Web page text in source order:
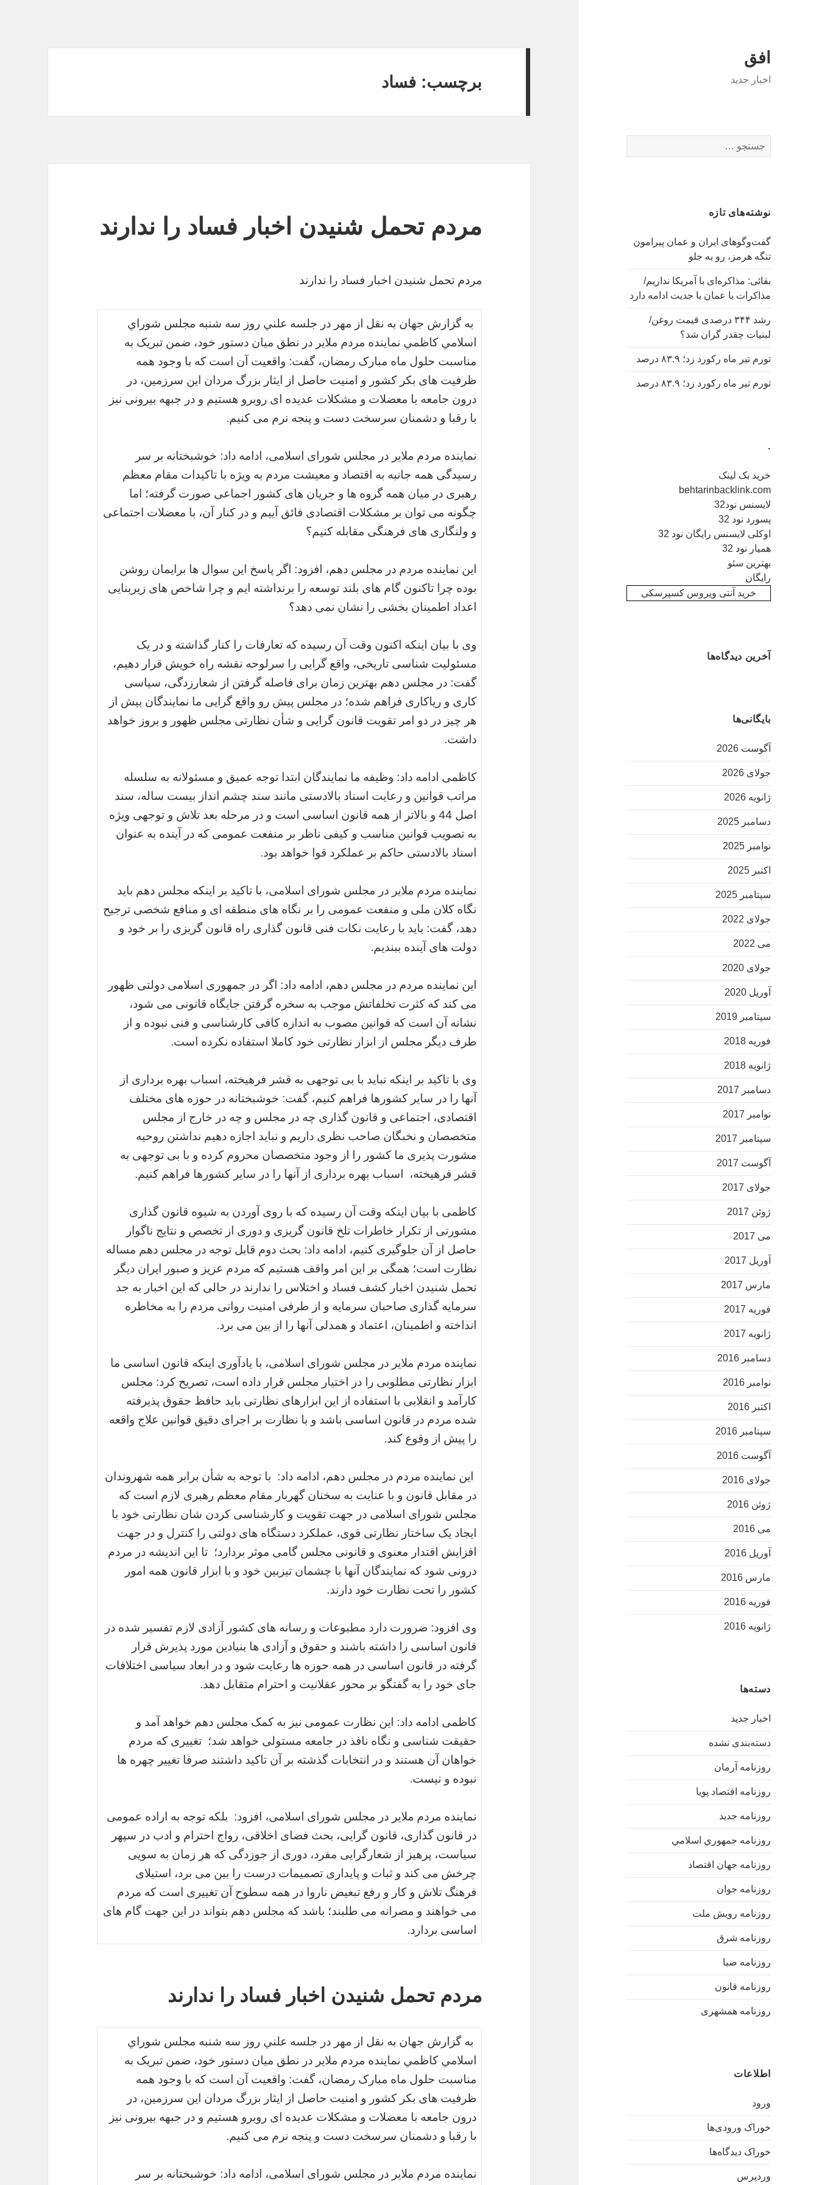
افق
اخبار جدید
برای:
نوشته‌های تازه
گفت‌وگوهای ایران و عمان پیرامون
تنگه هرمز، رو به جلو
بقائی: مذاکره‌ای با آمریکا نداریم/
مذاکرات با عمان با جدیت ادامه دارد
رشد ۳۴۴ درصدی قیمت روغن/
لبنیات چقدر گران شد؟
تورم تیر ماه رکورد زد؛ ۸۳.۹ درصد
تورم تیر ماه رکورد زد؛ ۸۳.۹ درصد
.
خرید بک لینک
behtarinbacklink.com
لایسنس نود32
پسورد نود 32
اوکلی لایسنس رایگان نود 32
همیار نود 32
بهترین سئو
رایگان
خرید آنتی ویروس کسپرسکی
آخرین دیدگاه‌ها
بایگانی‌ها
آگوست 2026
جولای 2026
ژانویه 2026
دسامبر 2025
نوامبر 2025
اکتبر 2025
سپتامبر 2025
جولای 2022
می 2022
جولای 2020
آوریل 2020
سپتامبر 2019
فوریه 2018
ژانویه 2018
دسامبر 2017
نوامبر 2017
سپتامبر 2017
آگوست 2017
جولای 2017
ژوئن 2017
می 2017
آوریل 2017
مارس 2017
فوریه 2017
ژانویه 2017
دسامبر 2016
نوامبر 2016
اکتبر 2016
سپتامبر 2016
آگوست 2016
جولای 2016
ژوئن 2016
می 2016
آوریل 2016
مارس 2016
فوریه 2016
ژانویه 2016
دسته‌ها
اخبار جدید
دسته‌بندی نشده
روزنامه آرمان
روزنامه اقتصاد پویا
روزنامه جدید
روزنامه جمهوري اسلامي
روزنامه جهان اقتصاد
روزنامه جوان
روزنامه رویش ملت
روزنامه شرق
روزنامه صبا
روزنامه قانون
روزنامه همشهری
اطلاعات
ورود
خوراک ورودی‌ها
خوراک دیدگاه‌ها
وردپرس
برچسب: فساد
مردم تحمل شنيدن اخبار فساد را ندارند
مردم تحمل شنيدن اخبار فساد را ندارند
به گزارش جهان به نقل از مهر در جلسه علني روز سه شنبه مجلس شوراي
اسلامي كاظمي نماينده مردم ملاير در نطق میان دستور خود، ضمن تبریک به
مناسبت حلول ماه مبارک رمضان، گفت: واقعیت آن است که با وجود همه
ظرفیت های بکر کشور و امنیت حاصل از ایثار بزرگ مردان این سرزمین، در
درون جامعه با معضلات و مشکلات عدیده ای روبرو هستیم و در جبهه بیرونی نیز
با رقبا و دشمنان سرسخت دست و پنجه نرم می کنیم.
نماینده مردم ملایر در مجلس شورای اسلامی، ادامه داد: خوشبختانه بر سر
رسیدگی همه جانبه به اقتصاد و معیشت مردم به ویژه با تاکیدات مقام معظم
رهبری در میان همه گروه ها و جریان های کشور اجماعی صورت گرفته؛ اما
چگونه می توان بر مشکلات اقتصادی فائق آییم و در کنار آن، با معضلات اجتماعی
و ولنگاری های فرهنگی مقابله کنیم؟
این نماینده مردم در مجلس دهم، افزود: اگر پاسخ این سوال ها برایمان روشن
بوده چرا تاکنون گام های بلند توسعه را برنداشته ایم و چرا شاخص های زیربنایی
اعداد اطمینان بخشی را نشان نمی دهد؟
وی با بیان اینکه اکنون وقت آن رسیده که تعارفات را کنار گذاشته و در یک
مسئولیت شناسی تاریخی، واقع گرایی را سرلوحه نقشه راه خویش قرار دهیم،
گفت: در مجلس دهم بهترین زمان برای فاصله گرفتن از شعارزدگی، سیاسی
کاری و ریاکاری فراهم شده؛ در مجلس پیش رو واقع گرایی ما نمایندگان بیش از
هر چیز در دو امر تقویت قانون گرایی و شأن نظارتی مجلس ظهور و بروز خواهد
داشت.
کاظمی ادامه داد: وظیفه ما نمایندگان ابتدا توجه عمیق و مسئولانه به سلسله
مراتب قوانین و رعایت اسناد بالادستی مانند سند چشم انداز بیست ساله، سند
اصل 44 و بالاتر از همه قانون اساسی است و در مرحله بعد تلاش و توجهی ویژه
به تصویب قوانین مناسب و کیفی ناظر بر منفعت عمومی که در آینده به عنوان
اسناد بالادستی حاکم بر عملکرد قوا خواهد بود.
نماینده مردم ملایر در مجلس شورای اسلامی، با تاکید بر اینکه مجلس دهم باید
نگاه کلان ملی و منفعت عمومی را بر نگاه های منطقه ای و منافع شخصی ترجیح
دهد، گفت: باید با رعایت نکات فنی قانون گذاری راه قانون گریزی را بر خود و
دولت های آینده ببندیم.
این نماینده مردم در مجلس دهم، ادامه داد: اگر در جمهوری اسلامی دولتی ظهور
می کند که کثرت تخلفاتش موجب به سخره گرفتن جایگاه قانونی می شود،
نشانه آن است که قوانین مصوب به اندازه کافی کارشناسی و فنی نبوده و از
طرف دیگر مجلس از ابزار نظارتی خود کاملا استفاده نکرده است.
وی با تاکید بر اینکه نباید با بی توجهی به قشر فرهیخته، اسباب بهره برداری از
آنها را در سایر کشورها فراهم کنیم، گفت: خوشبختانه در حوزه های مختلف
اقتصادی، اجتماعی و قانون گذاری چه در مجلس و چه در خارج از مجلس
متخصصان و نخبگان صاحب نظری داریم و نباید اجازه دهیم نداشتن روحیه
مشورت پذیری ما کشور را از وجود متخصصان محروم کرده و با بی توجهی به
قشر فرهیخته، اسباب بهره برداری از آنها را در سایر کشورها فراهم کنیم.
کاظمی با بیان اینکه وقت آن رسیده که با روی آوردن به شیوه قانون گذاری
مشورتی از تکرار خاطرات تلخ قانون گریزی و دوری از تخصص و نتایج ناگوار
حاصل از آن جلوگیری کنیم، ادامه داد: بحث دوم قابل توجه در مجلس دهم مساله
نظارت است؛ همگی بر این امر واقف هستیم که مردم عزیز و صبور ایران دیگر
تحمل شنیدن اخبار کشف فساد و اختلاس را ندارند در حالی که این اخبار به جد
سرمایه گذاری صاحبان سرمایه و از طرفی امنیت روانی مردم را به مخاطره
انداخته و اطمینان، اعتماد و همدلی آنها را از بین می برد.
نماینده مردم ملایر در مجلس شورای اسلامی، با یادآوری اینکه قانون اساسی ما
ابزار نظارتی مطلوبی را در اختیار مجلس قرار داده است، تصریح کرد: مجلس
کارآمد و انقلابی با استفاده از این ابزارهای نظارتی باید حافظ حقوق پذیرفته
شده مردم در قانون اساسی باشد و با نظارت بر اجرای دقیق قوانین علاج واقعه
را پیش از وقوع کند.
این نماینده مردم در مجلس دهم، ادامه داد: با توجه به شأن برابر همه شهروندان
در مقابل قانون و با عنایت به سخنان گهربار مقام معظم رهبری لازم است که
مجلس شورای اسلامی در جهت تقویت و کارشناسی کردن شان نظارتی خود با
ایجاد یک ساختار نظارتی قوی، عملکرد دستگاه های دولتی را کنترل و در جهت
افزایش اقتدار معنوی و قانونی مجلس گامی موثر بردارد؛ تا این اندیشه در مردم
درونی شود که نمایندگان آنها با چشمان تیزبین خود و با ابزار قانون همه امور
کشور را تحت نظارت خود دارند.
وی افزود: ضرورت دارد مطبوعات و رسانه های کشور آزادی لازم تفسیر شده در
قانون اساسی را داشته باشند و حقوق و آزادی ها بنیادین مورد پذیرش قرار
گرفته در قانون اساسی در همه حوزه ها رعایت شود و در ابعاد سیاسی اختلافات
جای خود را به گفتگو بر محور عقلانیت و احترام متقابل دهد.
کاظمی ادامه داد: این نظارت عمومی نیز به کمک مجلس دهم خواهد آمد و
حقیقت شناسی و نگاه نافذ در جامعه مستولی خواهد شد؛ تغییری که مردم
خواهان آن هستند و در انتخابات گذشته بر آن تاکید داشتند صرفا تغییر چهره ها
نبوده و نیست.
نماینده مردم ملایر در مجلس شورای اسلامی، افزود: بلکه توجه به اراده عمومی
در قانون گذاری، قانون گرایی، بحث فضای اخلاقی، رواج احترام و ادب در سپهر
سیاست، پرهیز از شعارگرایی مفرد، دوری از جوزدگی که هر زمان به سویی
چرخش می کند و ثبات و پایداری تصمیمات درست را بین می برد، استیلای
فرهنگ تلاش و کار و رفع تبعیض ناروا در همه سطوح آن تغییری است که مردم
می خواهند و مصرانه می طلبند؛ باشد که مجلس دهم بتواند در این جهت گام های
اساسی بردارد.
مردم تحمل شنيدن اخبار فساد را ندارند
به گزارش جهان به نقل از مهر در جلسه علني روز سه شنبه مجلس شوراي
اسلامي كاظمي نماينده مردم ملاير در نطق میان دستور خود، ضمن تبریک به
مناسبت حلول ماه مبارک رمضان، گفت: واقعیت آن است که با وجود همه
ظرفیت های بکر کشور و امنیت حاصل از ایثار بزرگ مردان این سرزمین، در
درون جامعه با معضلات و مشکلات عدیده ای روبرو هستیم و در جبهه بیرونی نیز
با رقبا و دشمنان سرسخت دست و پنجه نرم می کنیم.
نماینده مردم ملایر در مجلس شورای اسلامی، ادامه داد: خوشبختانه بر سر